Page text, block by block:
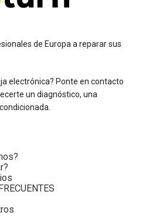
de Europa a reparar sus
electrónica? Ponte en contacto
un diagnóstico, una